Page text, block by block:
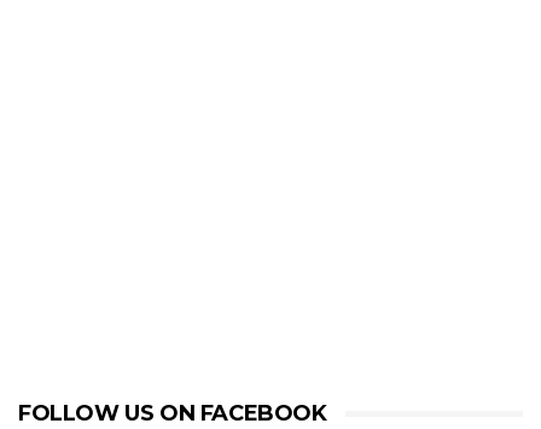
FOLLOW US ON FACEBOOK